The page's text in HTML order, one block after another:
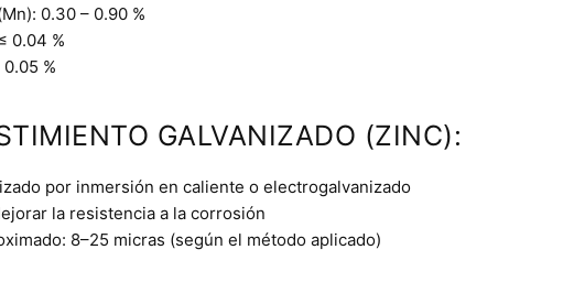
0.30 – 0.90 %
0.04 %
%
GALVANIZADO (ZINC):
por inmersión en caliente o electrogalvanizado
la resistencia a la corrosión
8–25 micras (según el método aplicado)